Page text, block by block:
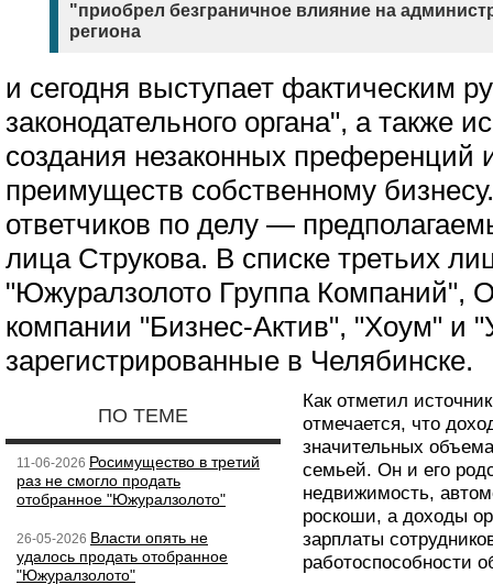
"приобрел безграничное влияние на
региона
и сегодня выступает фактическим
законодательного органа", а также
создания незаконных преференций
преимуществ собственному
ответчиков по делу —
лица Струкова. В списке третьих
"Южуралзолото Группа
компании "Бизнес-Актив", "Хоум" и
зарегистрированные в Челябинске.
ПО ТЕМЕ
11-06-2026 Росимущество в третий
раз не смогло продать
отобранное "Южуралзолото"
26-05-2026 Власти опять не
удалось продать отобранное
"Южуралзолото"
Как отметил
отмечается, что
значительных
семьей. Он и его
недвижимость,
роскоши, а доходы
зарплаты
работоспособности